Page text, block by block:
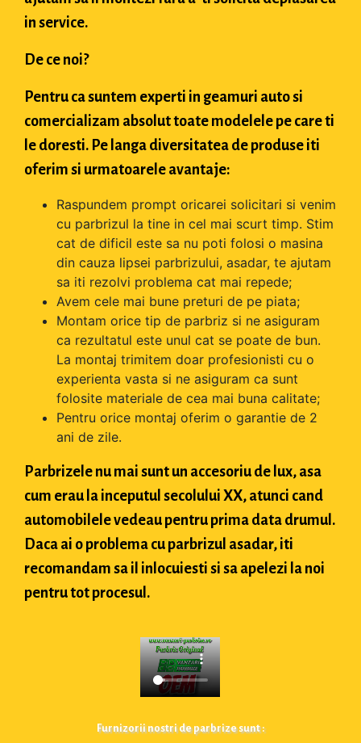
in service.
De ce noi?
Pentru ca suntem experti in geamuri auto si
comercializam absolut toate modelele pe care ti
le doresti. Pe langa diversitatea de produse iti
oferim si urmatoarele avantaje:
Raspundem prompt oricarei solicitari si venim
cu parbrizul la tine in cel mai scurt timp. Stim
cat de dificil este sa nu poti folosi o masina
din cauza lipsei parbrizului, asadar, te ajutam
sa iti rezolvi problema cat mai repede;
Avem cele mai bune preturi de pe piata;
Montam orice tip de parbriz si ne asiguram
ca rezultatul este unul cat se poate de bun.
La montaj trimitem doar profesionisti cu o
experienta vasta si ne asiguram ca sunt
folosite materiale de cea mai buna calitate;
Pentru orice montaj oferim o garantie de 2
ani de zile.
Parbrizele nu mai sunt un accesoriu de lux, asa
cum erau la inceputul secolului XX, atunci cand
automobilele vedeau pentru prima data drumul.
Daca ai o problema cu parbrizul asadar, iti
recomandam sa il inlocuiesti si sa apelezi la noi
pentru tot procesul.
Furnizorii nostri de parbrize sunt :